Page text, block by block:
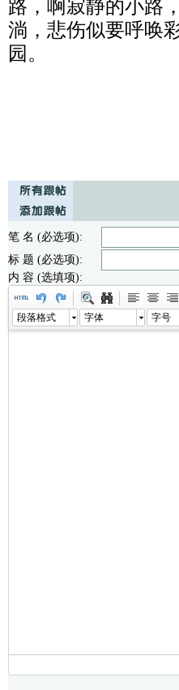
路，啊寂静的小路
淌，悲伤似要呼唤
园。
笔 名 (必选项):
标 题 (必选项):
内 容 (选填项):
段落格式 字体 字号